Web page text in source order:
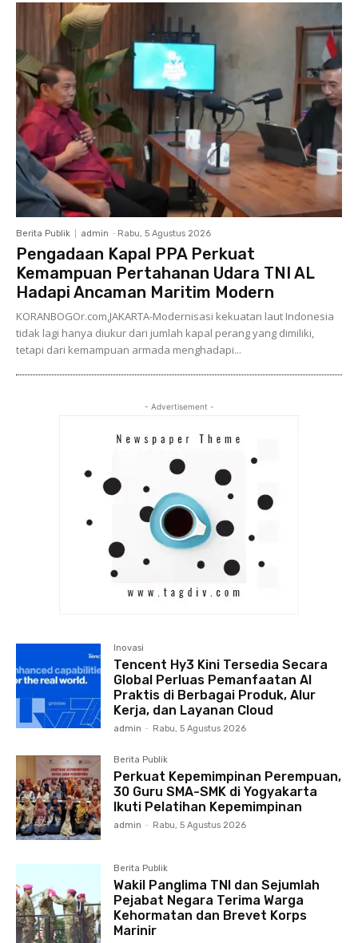
Berita Publik admin - Rabu, 5 Agustus 2026
Pengadaan Kapal PPA Perkuat
Kemampuan Pertahanan Udara TNI AL
Hadapi Ancaman Maritim Modern
KORANBOGOr.com,JAKARTA-Modernisasi kekuatan laut Indonesia
tidak lagi hanya diukur dari jumlah kapal perang yang dimiliki,
tetapi dari kemampuan armada menghadapi...
- Advertisement -
Inovasi
Tencent Hy3 Kini Tersedia Secara
Global Perluas Pemanfaatan AI
Praktis di Berbagai Produk, Alur
Kerja, dan Layanan Cloud
admin - Rabu, 5 Agustus 2026
Berita Publik
Perkuat Kepemimpinan Perempuan,
30 Guru SMA-SMK di Yogyakarta
Ikuti Pelatihan Kepemimpinan
admin - Rabu, 5 Agustus 2026
Berita Publik
Wakil Panglima TNI dan Sejumlah
Pejabat Negara Terima Warga
Kehormatan dan Brevet Korps
Marinir